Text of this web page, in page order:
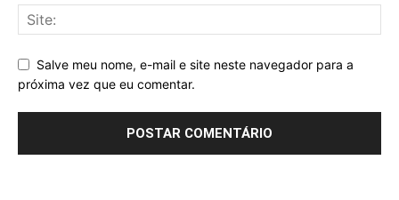
Salve meu nome, e-mail e site neste navegador para a
próxima vez que eu comentar.